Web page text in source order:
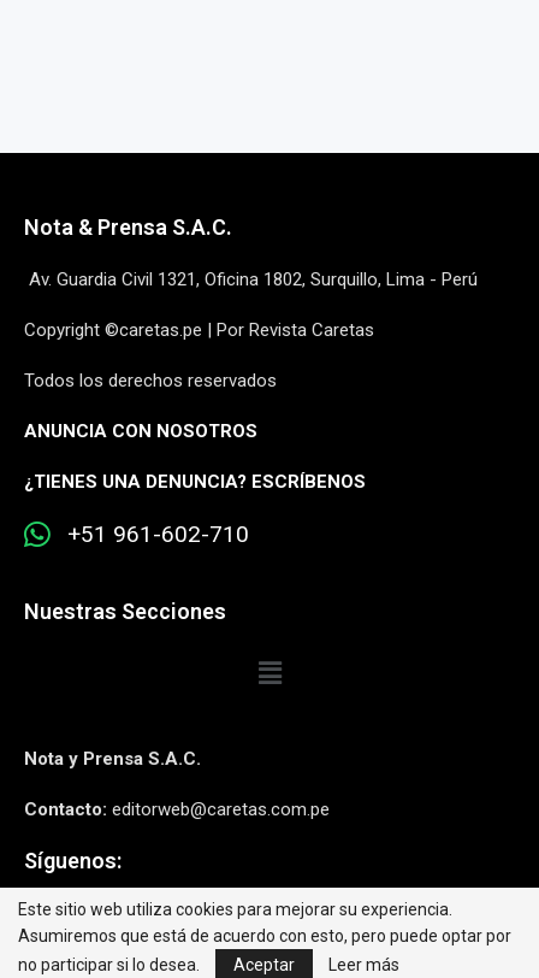
Nota & Prensa S.A.C.
Av. Guardia Civil 1321, Oficina 1802, Surquillo, Lima - Perú
Copyright ©caretas.pe | Por Revista Caretas
Todos los derechos reservados
ANUNCIA CON NOSOTROS
¿TIENES UNA DENUNCIA? ESCRÍBENOS
+51 961-602-710
Nuestras Secciones
Nota y Prensa S.A.C.
Contacto: editorweb@caretas.com.pe
Síguenos:
Este sitio web utiliza cookies para mejorar su experiencia.
Asumiremos que está de acuerdo con esto, pero puede optar por
no participar si lo desea.
Aceptar Leer más